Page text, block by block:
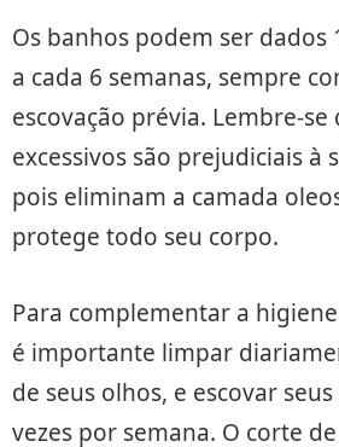
Os banhos podem ser dados
a cada 6 semanas, sempre
escovação prévia. Lembre-
excessivos são prejudiciais à
pois eliminam a camada
protege todo seu corpo.
Para complementar a
é importante limpar
de seus olhos, e escovar
vezes por semana. O corte